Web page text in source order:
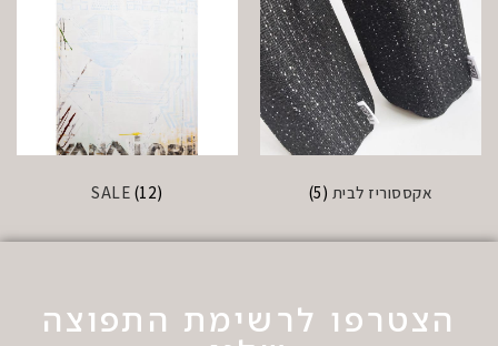
אקססוריז לבית (5)
SALE (12)
הצטרפו לרשימת התפוצה